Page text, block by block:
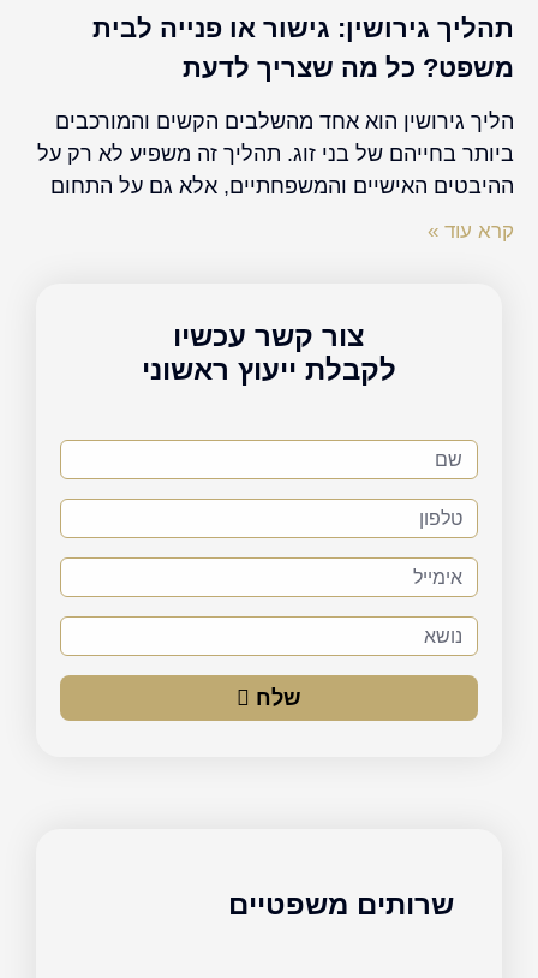
תהליך גירושין: גישור או פנייה לבית
משפט? כל מה שצריך לדעת
הליך גירושין הוא אחד מהשלבים הקשים והמורכבים
ביותר בחייהם של בני זוג. תהליך זה משפיע לא רק על
ההיבטים האישיים והמשפחתיים, אלא גם על התחום
קרא עוד »
צור קשר עכשיו
לקבלת ייעוץ ראשוני
שם
טלפון
אימייל
נושא
שלח
שרותים משפטיים